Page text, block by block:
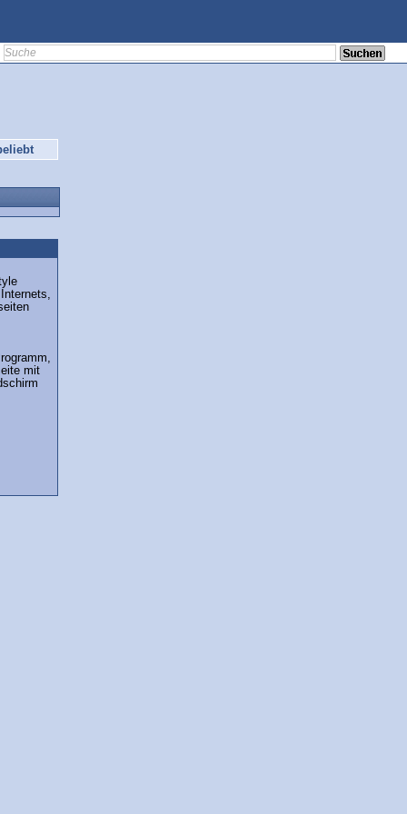
mit